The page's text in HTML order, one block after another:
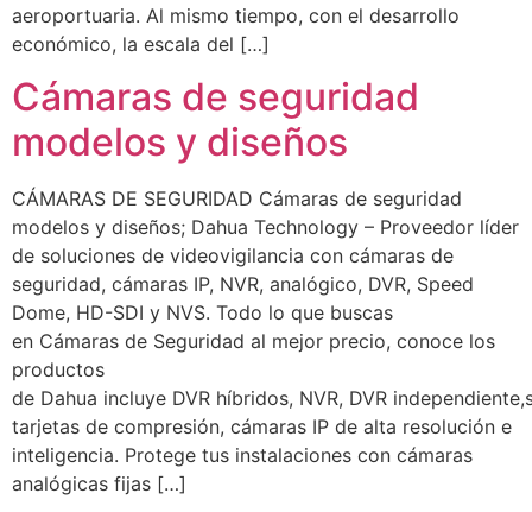
aeroportuaria. Al mismo tiempo, con el desarrollo
económico, la escala del […]
Cámaras de seguridad
modelos y diseños
CÁMARAS DE SEGURIDAD Cámaras de seguridad
modelos y diseños; Dahua Technology – Proveedor líder
de soluciones de videovigilancia con cámaras de
seguridad, cámaras IP, NVR, analógico, DVR, Speed ​​
Dome, HD-SDI y NVS. Todo lo que buscas
en Cámaras de Seguridad al mejor precio, conoce los
productos
de Dahua incluye DVR híbridos, NVR, DVR
tarjetas de compresión, cámaras IP de alta resolución e
inteligencia. Protege tus instalaciones con cámaras
analógicas fijas […]